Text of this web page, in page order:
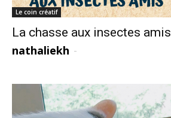
Le coin créatif
La chasse aux insectes amis
nathaliekh -